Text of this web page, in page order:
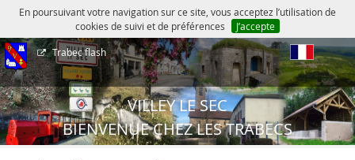
En poursuivant votre navigation sur ce site, vous acceptez l’utilisation de
cookies de suivi et de préférences
J’accepte
Trabec flash
VILLEY LE SEC
BIENVENUE CHEZ LES TRABECS